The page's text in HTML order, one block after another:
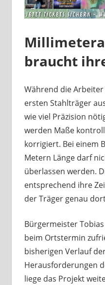
braucht
Während die
ersten Stahlträger
wie viel Präzision
werden Maße
korrigiert. Bei einem
Metern Länge darf
überlassen werden.
entsprechend ihre
der Träger genau
Bürgermeister
beim Ortstermin
bisherigen Verlauf
Herausforderungen
liege das Projekt